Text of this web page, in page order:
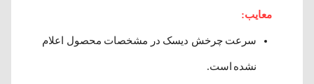
معایب:
سرعت چرخش دیسک در مشخصات محصول اعلام
نشده است.